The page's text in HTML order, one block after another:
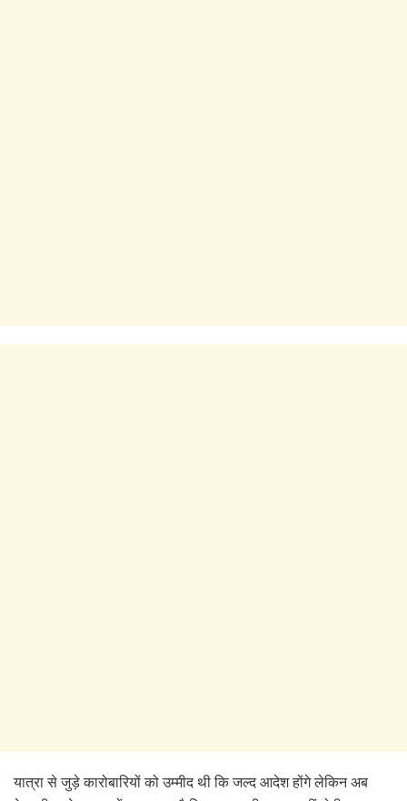
यात्रा से जुड़े कारोबारियों को उम्मीद थी कि जल्द आदेश होंगे लेकिन अब